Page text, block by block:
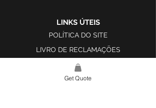
LINKS ÚTEIS
POLÍTICA DO SITE
LIVRO DE RECLAMAÇÕES
Get Quote